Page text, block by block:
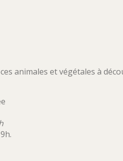
animales et végétales à